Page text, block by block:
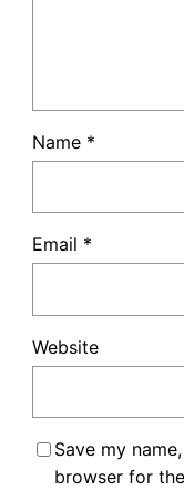
Name *
Email *
Website
Save my
browser for